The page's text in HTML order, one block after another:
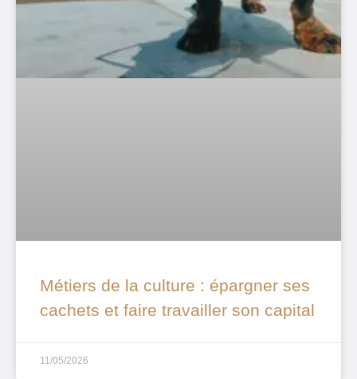
Métiers de la culture : épargner ses
cachets et faire travailler son capital
11/05/2026